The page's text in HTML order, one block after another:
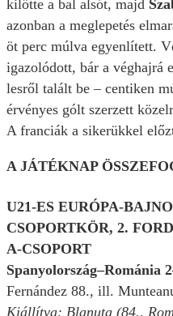
kilőtte a bal alsót, majd
azonban a meglepetés
öt perc múlva egyenlített.
igazolódott, bár a véghajrá
lesről talált be – centiken
érvényes gólt szerzett
A franciák a sikerükkel
A JÁTÉKNAP
U21-ES EURÓPA-
CSOPORTKÖR, 2.
A-CSOPORT
Spanyolország–Románia
Fernández 88., ill.
Kiállítva: Blanuta (84.,